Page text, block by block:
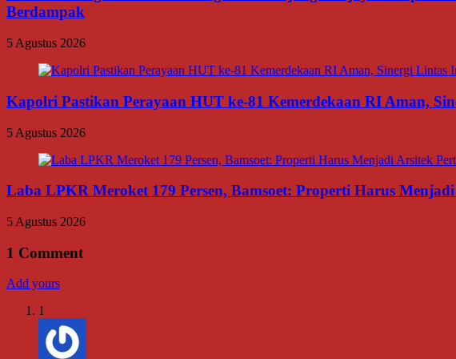
Berdampak
5 Agustus 2026
Kapolri Pastikan Perayaan HUT ke-81 Kemerdekaan RI Aman,
5 Agustus 2026
Laba LPKR Meroket 179 Persen, Bamsoet: Properti Harus
5 Agustus 2026
1 Comment
Add yours
1